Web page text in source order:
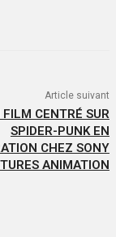
Article suivant
FILM CENTRÉ SUR
SPIDER-PUNK EN
CHEZ SONY
ANIMATION